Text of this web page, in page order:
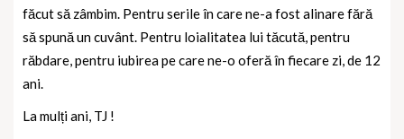
făcut să zâmbim. Pentru serile în care ne-a fost alinare fără
să spună un cuvânt. Pentru loialitatea lui tăcută, pentru
răbdare, pentru iubirea pe care ne-o oferă în fiecare zi, de 12
ani.
La mulți ani, TJ !